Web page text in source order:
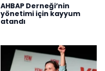
AHBAP Derneği’nin
yönetimi için kayyum
atandı